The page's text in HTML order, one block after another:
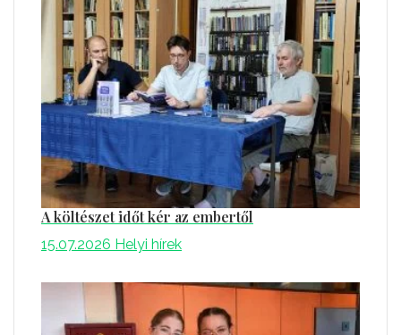
A költészet időt kér az embertől
15.07.2026 Helyi hírek